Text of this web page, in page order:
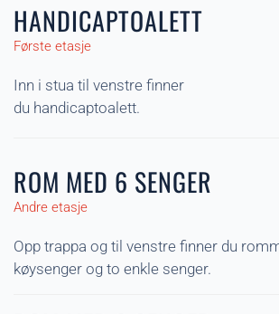
HANDICAPTOALETT
Første etasje
Inn i stua til venstre finner
du handicaptoalett.
ROM MED 6 SENGER
Andre etasje
Opp trappa og til venstre finner du
køysenger og to enkle senger.